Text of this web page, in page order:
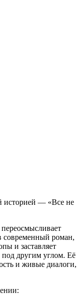
историей — «Все не
современный роман,
и заставляет
под другим углом. Её
и живые диалоги,